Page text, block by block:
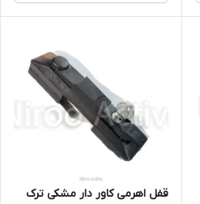
قفل اهرمی کاور دار مشکی ترک